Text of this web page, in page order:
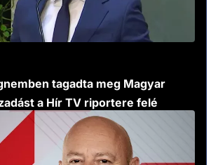
tagadta meg Magyar
a Hír TV riportere felé